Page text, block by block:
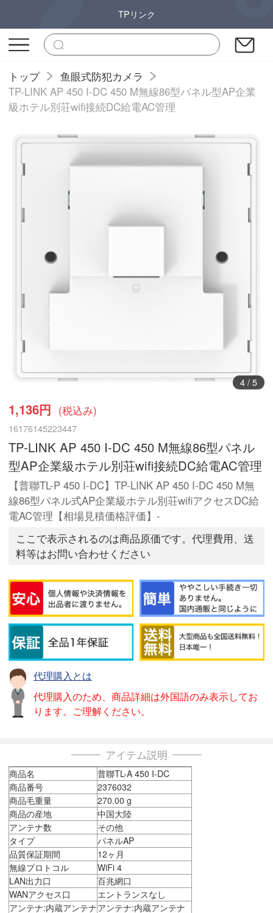
TPリンク
トップ
鱼眼式防犯カメラ
TP-LINK AP 450 I-DC 450 M無線86型パネル型AP企業
級ホテル別荘wifi接続DC給電AC管理
5/ 5
1,136円 (税込み)
16176145223447
TP-LINK AP 450 I-DC 450 M無線86型パネル
型AP企業級ホテル別荘wifi接続DC給電AC管理
【普聯TL-P 450 I-DC】TP-LINK AP 450 I-DC 450 M無
線86型パネル式AP企業級ホテル別荘wifiアクセスDC給
電AC管理【相場見積価格評価】-
ここで表示されるのは商品原価です。代理費用、送
料等はお問い合わせください
代理購入とは
代理購入のため、商品詳細は外国語のみ表示してお
ります。ご理解ください。
アイテム説明
商品名
普聯TL-A 450 I-DC
商品番号
2376032
商品毛重量
270.00 g
商品の産地
中国大陸
アンテナ数
その他
タイプ
パネルAP
品質保証期間
12ヶ月
無線プロトコル
WiFi 4
LAN出力口
百兆網口
WANアクセス口
エントランスなし
アンテナ:内蔵アンテナアンテナ:内蔵アンテナ